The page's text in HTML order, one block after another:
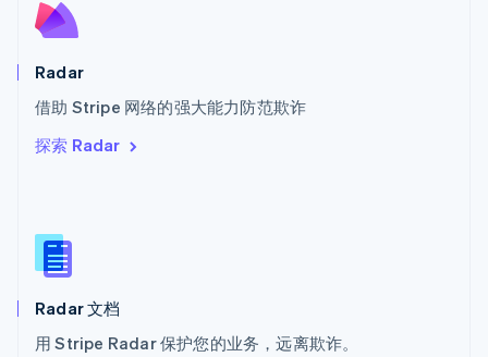
Radar
借助 Stripe 网络的强大能力防范欺诈
探索 Radar
Radar 文档
用 Stripe Radar 保护您的业务，远离欺诈。
斯洛文尼亚
English
ไทย
希腊
English
西班牙
新西兰
English
匈牙利
English
ItalianoEnglish